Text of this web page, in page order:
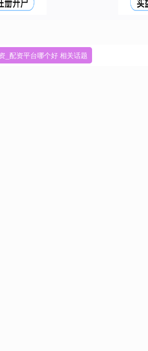
_配资平台哪个好 相关话题